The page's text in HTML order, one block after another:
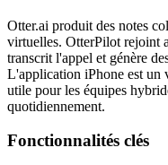
Otter.ai produit des notes
virtuelles. OtterPilot rejoint
transcrit l'appel et génère
L'application iPhone est
utile pour les équipes
quotidiennement.
Fonctionnalités clés